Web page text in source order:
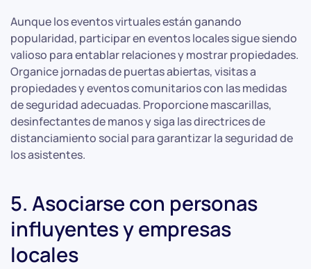
Aunque los eventos virtuales están ganando
popularidad, participar en eventos locales sigue siendo
valioso para entablar relaciones y mostrar propiedades.
Organice jornadas de puertas abiertas, visitas a
propiedades y eventos comunitarios con las medidas
de seguridad adecuadas. Proporcione mascarillas,
desinfectantes de manos y siga las directrices de
distanciamiento social para garantizar la seguridad de
los asistentes.
5. Asociarse con personas
influyentes y empresas
locales